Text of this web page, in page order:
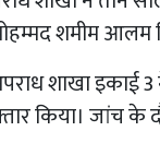
शमीम
शाखा इकाई 3
किया। जांच